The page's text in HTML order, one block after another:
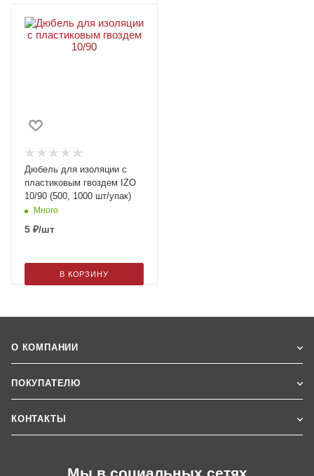
Дюбель для изоляции с
пластиковым гвоздем IZO
10/90 (500, 1000 шт/упак)
Много
5 ₽/шт
В КОРЗИНУ
О КОМПАНИИ
ПОКУПАТЕЛЮ
КОНТАКТЫ